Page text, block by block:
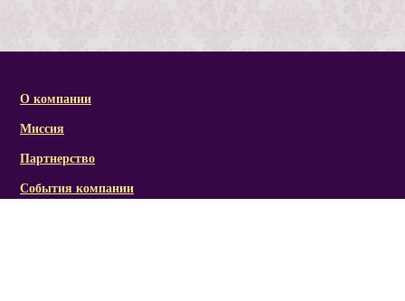
О компании
Миссия
Партнерство
События компании